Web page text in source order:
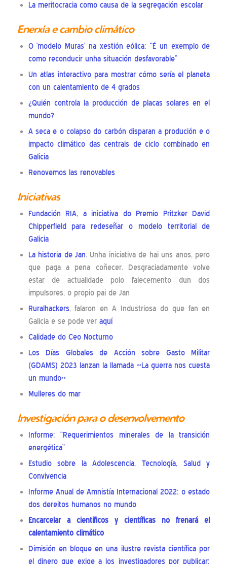
La meritocracia como causa de la segregación escolar
Enerxía e cambio climático
O ‘modelo Muras’ na xestión eólica: “É un exemplo de
como reconducir unha situación desfavorable”
Un atlas interactivo para mostrar cómo sería el planeta
con un calentamiento de 4 grados
¿Quién controla la producción de placas solares en el
mundo?
A seca e o colapso do carbón disparan a produción e o
impacto climático das centrais de ciclo combinado en
Galicia
Renovemos las renovables
Iniciativas
Fundación RIA, a iniciativa do Premio Pritzker David
Chipperfield para redeseñar o modelo territorial de
Galicia
La historia de Jan. Unha iniciativa de hai uns anos, pero
que paga a pena coñecer. Desgraciadamente volve
estar de actualidade polo falecemento dun dos
impulsores, o propio pai de Jan
Ruralhackers, falaron en A Industriosa do que fan en
Galicia e se pode ver aquí
Calidade do Ceo Nocturno
Los Días Globales de Acción sobre Gasto Militar
(GDAMS) 2023 lanzan la llamada «La guerra nos cuesta
un mundo»
Mulleres do mar
Investigación para o desenvolvemento
Informe: “Requerimientos minerales de la transición
energética”
Estudio sobre la Adolescencia, Tecnología, Salud y
Convivencia
Informe Anual de Amnistía Internacional 2022: o estado
dos dereitos humanos no mundo
Encarcelar a científicos y científicas no frenará el
calentamiento climático
Dimisión en bloque en una ilustre revista científica por
el dinero que exige a los investigadores por publicar: